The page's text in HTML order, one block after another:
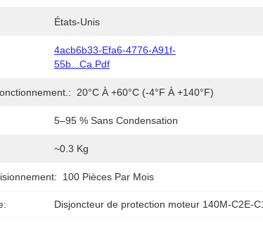
États-Unis
4acb6b33-Efa6-4776-A91f-
55b...ca.pdf
20°C À +60°C (-4°F À +140°F)
5–95 % Sans Condensation
~0.3 Kg
100 Pièces Par Mois
Disjoncteur de protection moteur 140M-C2E-